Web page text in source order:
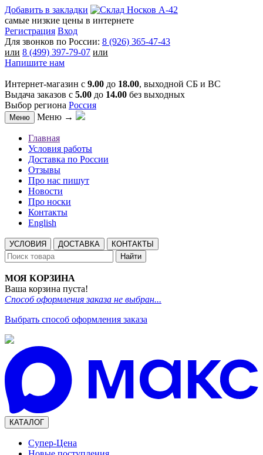
Добавить в закладки
самые низкие цены в интернете
Регистрация Вход
Для звонков по России: 8 (926) 365-47-43
или 8 (499) 397-79-07 или
Напишите нам
Интернет-магазин с 9.00 до 18.00, выходной СБ и ВС
Выдача заказов с 5.00 до 14.00 без выходных
Выбор региона Россия
Меню Меню →
Главная
Условия работы
Доставка по России
Отзывы
Про нас пишут
Новости
Про носки
Контакты
English
УСЛОВИЯ ДОСТАВКА
КОНТАКТЫ
Найти
МОЯ КОРЗИНА
Ваша корзина пуста!
Способ оформления заказа не выбран...
Выбрать способ оформления заказа
КАТАЛОГ
Супер-Цена